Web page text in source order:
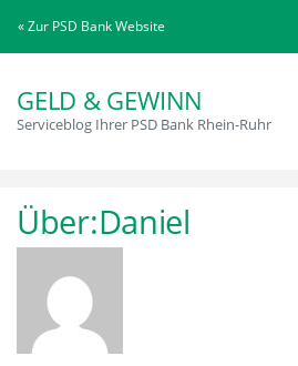
« Zur PSD Bank Website
GELD & GEWINN
Serviceblog Ihrer PSD Bank Rhein-Ruhr
Über:Daniel